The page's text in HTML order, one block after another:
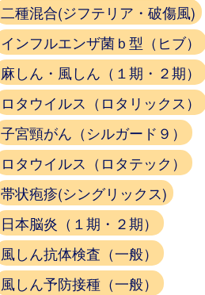
二種混合(ジフテリア・破傷風)
インフルエンザ菌ｂ型（ヒブ）
麻しん・風しん（１期・２期）
ロタウイルス（ロタリックス）
子宮頸がん（シルガード９）
ロタウイルス（ロタテック）
帯状疱疹(シングリックス)
日本脳炎（１期・２期）
風しん抗体検査（一般）
風しん予防接種（一般）